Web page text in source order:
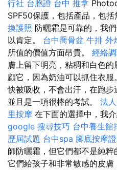
行社 台胞證 台中 推拿
SPF50保護，包括產品，包括
換護照 防曬霜是可靠的，我
以肯定。 台中喬骨盆 牛排 外
所值的價值方面昂貴。 經絡
膚上留下明亮，粘稠和白色的
顧它，因為奶油可以抓住衣
快被吸收，不會出汗，在跑步
並且是一項很棒的考試。 法
里按摩 在下面的選擇中，我
google 搜尋技巧 台中養生館
歷屆試題 台中spa 腳底按摩
師防曬霜，但它們都不是純
它們給孩子和非常敏感的皮